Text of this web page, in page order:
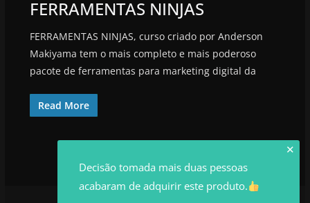
FERRAMENTAS NINJAS
FERRAMENTAS NINJAS, curso criado por Anderson
Makiyama tem o mais completo e mais poderoso
pacote de ferramentas para marketing digital da
Read More
✕
Decisão tomada mais duas pessoas
acabaram de adquirir este produto.